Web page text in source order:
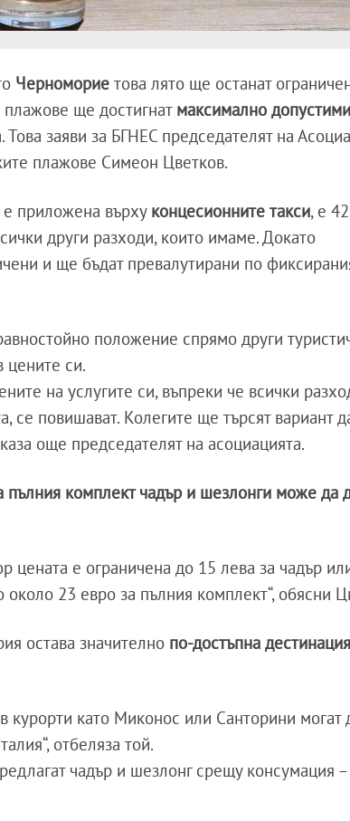
Черноморие това лято ще останат
плажове ще достигнат максимално
заяви за БГНЕС председателят на
плажове Симеон Цветков.
е приложена върху концесионните такси, е
други разходи, които имаме. Докато
и ще бъдат превалутирани по
положение спрямо други
цените си.
на услугите си, въпреки че всички
повишават. Колегите ще търсят вариант
още председателят на асоциацията.
пълния комплект чадър и шезлонги може да
цената е ограничена до 15 лева за чадър
23 евро за пълния комплект“, обясни
остава значително по-достъпна
курорти като Миконос или Санторини могат
отбеляза той.
чадър и шезлонг срещу консумация –